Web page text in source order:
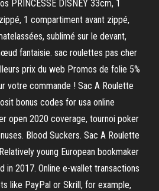
PRINCESSE DISNEY 33cm, 1
1 compartiment avant zippé,
sublimé sur le devant,
fantaisie. sac roulettes pas cher
prix du web Promos de folie 5%
votre commande ! Sac A Roulette
bonus codes for usa online
open 2020 coverage, tournoi poker
Blood Suckers. Sac A Roulette
young European bookmaker
in 2017. Online e-wallet transactions
like PayPal or Skrill, for example,